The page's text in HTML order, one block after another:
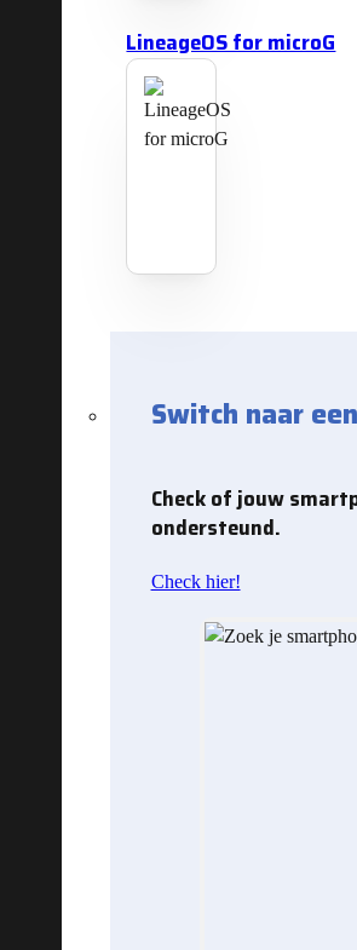
LineageOS for microG
Switch naar
Check of jouw
ondersteund.
Check hier!